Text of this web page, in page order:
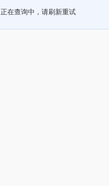
正在查询中，请刷新重试